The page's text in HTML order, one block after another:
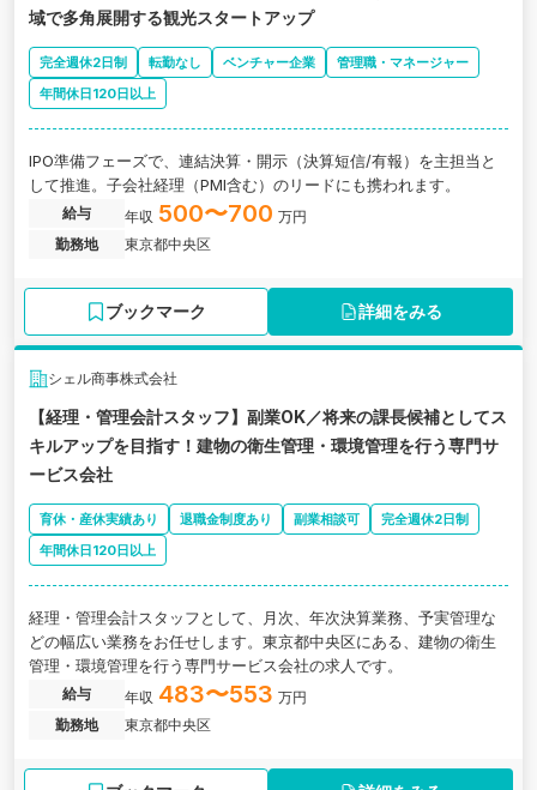
域で多角展開する観光スタートアップ
完全週休2日制 転勤なし ベンチャー企業
管理職・マネージャー
年間休日120日以上
IPO準備フェーズで、連結決算・開示（決算短信/有報）を主担当と
して推進。子会社経理（PMI含む）のリードにも携われます。
給与 年収 500〜700 万円
勤務地
東京都中央区
ブックマーク 詳細をみる
シェル商事株式会社
【経理・管理会計スタッフ】副業OK／将来の課長候補としてス
キルアップを目指す！建物の衛生管理・環境管理を行う専門サ
ービス会社
育休・産休実績あり 退職金制度あり 副業相談可
完全週休2日制
年間休日120日以上
経理・管理会計スタッフとして、月次、年次決算業務、予実管理な
どの幅広い業務をお任せします。東京都中央区にある、建物の衛生
管理・環境管理を行う専門サービス会社の求人です。
給与 年収 483〜553 万円
勤務地
東京都中央区